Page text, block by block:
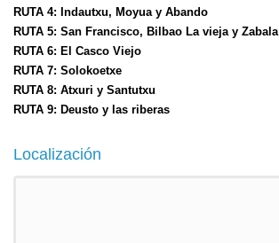
RUTA 4: Indautxu, Moyua y Abando
RUTA 5: San Francisco, Bilbao La vieja y Zabala
RUTA 6: El Casco Viejo
RUTA 7: Solokoetxe
RUTA 8: Atxuri y Santutxu
RUTA 9: Deusto y las riberas
Localización